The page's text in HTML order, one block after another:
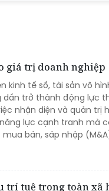
giá trị doanh nghiệp
kinh tế số, tài sản vô
trở thành động lực
nhận diện và quản trị
lực cạnh tranh mà
bán, sáp nhập
trí tuệ trong toàn xã